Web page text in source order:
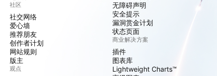
社区
社交网络
爱心墙
推荐朋友
创作者计划
网站规则
版主
观点
无障碍声明
安全提示
漏洞赏金计划
状态页面
商业解决方案
插件
图表库
Lightweight Charts™